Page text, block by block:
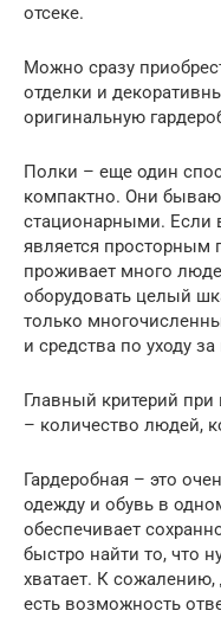
отсеке.
Можно сразу
отделки и
оригинальную
Полки – еще один
компактно. Они
стационарными. Если
является просторным
проживает много
оборудовать целый
только
и средства по уходу
Главный критерий
– количество людей,
Гардеробная – это
одежду и обувь в
обеспечивает
быстро найти то, что
хватает. К
есть возможность